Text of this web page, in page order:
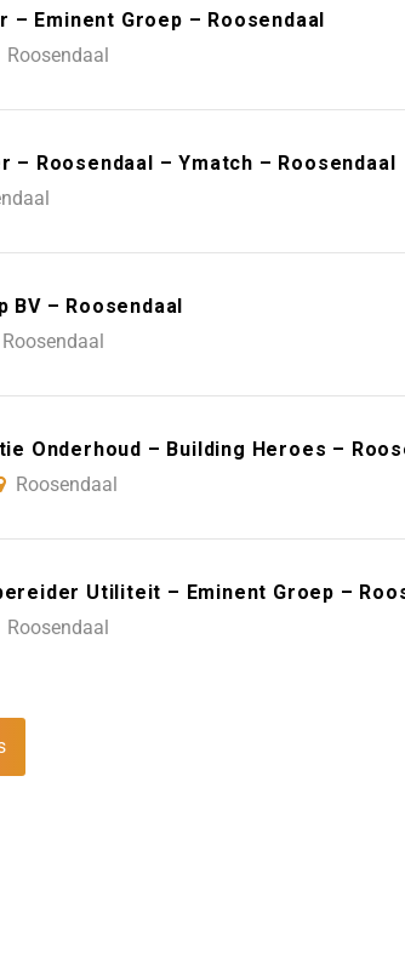
Eminent Groep – Roosendaal
Roosendaal
– Roosendaal – Ymatch – Roosendaal
– Roosendaal
Roosendaal
Onderhoud – Building Heroes –
Roosendaal
Utiliteit – Eminent Groep –
Roosendaal